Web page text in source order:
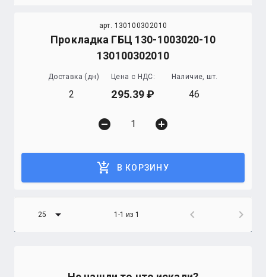
арт. 130100302010
Прокладка ГБЦ 130-1003020-10
130100302010
Доставка (дн)
2
Цена с НДС:
295.39
Наличие, шт.
46
remove_circle add_circle
add_shopping_cart В КОРЗИНУ
25 arrow_drop_down 1-1 из 1 chevron_left chevron_right